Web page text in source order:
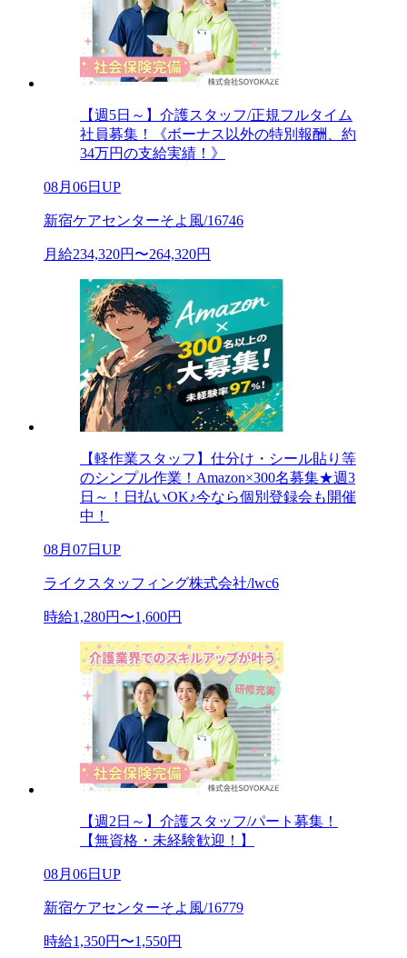
【週5日～】介護スタッフ/正規フルタイム
社員募集！《ボーナス以外の特別報酬、約
34万円の支給実績！》
08月06日UP
新宿ケアセンターそよ風/16746
月給234,320円〜264,320円
【軽作業スタッフ】仕分け・シール貼り等
のシンプル作業！Amazon×300名募集★週3
日～！日払いOK♪今なら個別登録会も開催
中！
08月07日UP
ライクスタッフィング株式会社/lwc6
時給1,280円〜1,600円
【週2日～】介護スタッフ/パート募集！
【無資格・未経験歓迎！】
08月06日UP
新宿ケアセンターそよ風/16779
時給1,350円〜1,550円